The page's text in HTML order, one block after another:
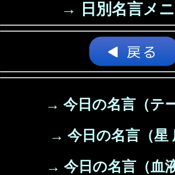
→ 日別名言メ
→ 今日の名言（テ
→ 今日の名言（星
→ 今日の名言（血